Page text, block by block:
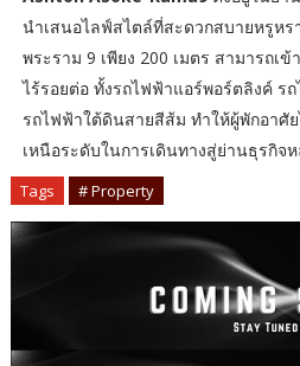
นำเสนอไลฟ์สไตล์ที่สะดวกสบายหรูห
พระราม 9 เพียง 200 เมตร สามารถ
ไร้รอยต่อ ทั้งรถไฟฟ้าแอร์พอร์ตลิงค์ ร
รถไฟฟ้าใต้ดินสายสีส้ม ทำให้ผู้พักอาศั
เหนือระดับในการเดินทางสู่ย่านธุรกิจ
Tags # Property